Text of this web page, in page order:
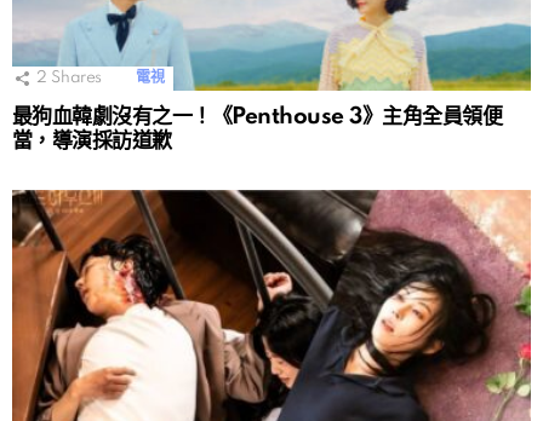
2 Shares 電視
最狗血韓劇沒有之一！《Penthouse 3》主角全員領便
當，導演採訪道歉